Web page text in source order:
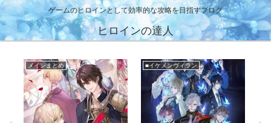
ゲームのヒロインとして効率的な攻略を目指すブログ
ヒロインの達人
メインまとめ ■イケメンヴィラン